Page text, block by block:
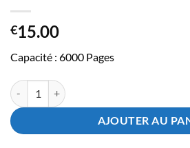
€15.00
Capacité : 6000 Pages
quantité de Cartouche Epson Ecotank
AJOUTER AU